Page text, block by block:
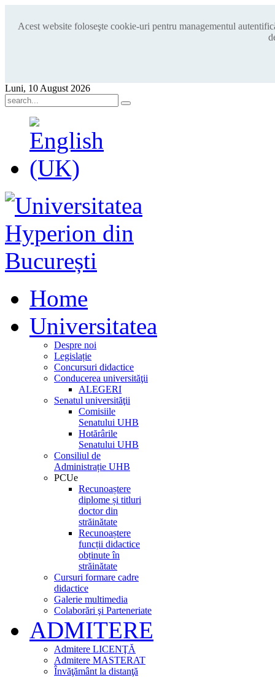
Acest website foloseşte cookie-uri pentru managementul
Luni, 10 August 2026
Home
Universitatea
Despre noi
Legislație
Concursuri didactice
Conducerea universităţii
ALEGERI
Senatul universităţii
Comisiile
Senatului UHB
Hotărârile
Senatului UHB
Consiliul de
Administrație UHB
PCUe
Recunoaștere
diplome și titluri
doctor din
străinătate
Recunoaștere
funcții didactice
obținute în
străinătate
Cursuri formare cadre
didactice
Galerie multimedia
Colaborări şi Parteneriate
ADMITERE
Admitere LICENŢĂ
Admitere MASTERAT
Învăţământ la distanţă